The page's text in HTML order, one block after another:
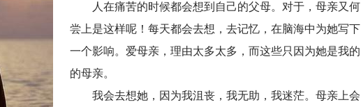
人在痛苦的时候都会想到自己的父母。对于，母亲又何
尝上是这样呢！每天都会去想，去记忆，在脑海中为她写下
一个影响。爱母亲，理由太多太多，而这些只因为她是我的
的母亲。
我会去想她，因为我沮丧，我无助，我迷茫。母亲上会